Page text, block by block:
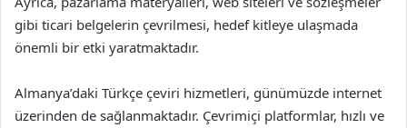
gibi ticari belgelerin çevrilmesi, hedef kitleye ulaşmada
önemli bir etki yaratmaktadır.
Almanya’daki Türkçe çeviri hizmetleri, günümüzde internet
üzerinden de sağlanmaktadır. Çevrimiçi platformlar, hızlı ve